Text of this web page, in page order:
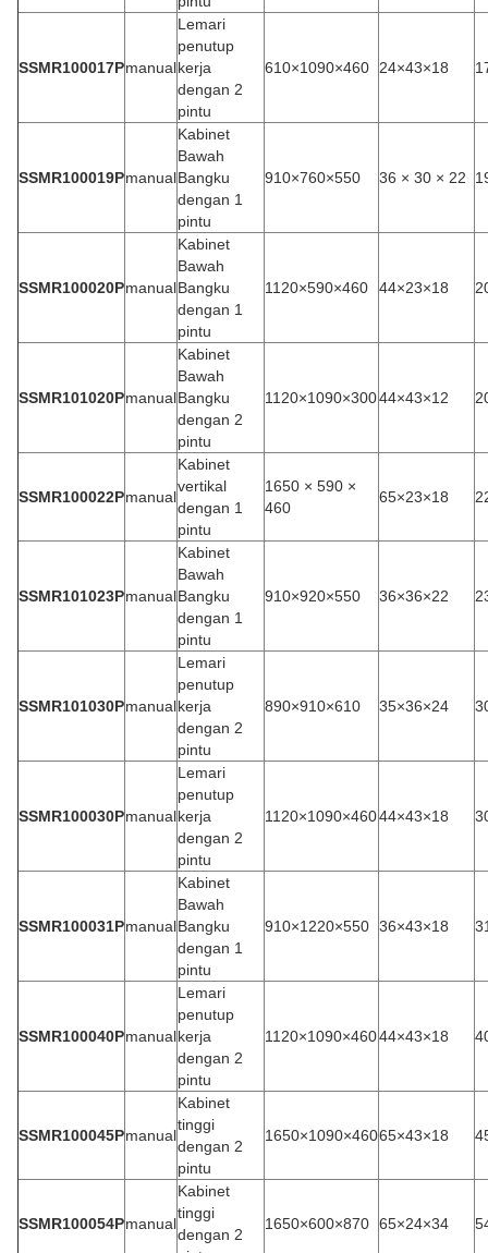
SSMR100017Pmanual
Lemari
penutup
kerja
dengan 2
pintu
610×1090×460 24×43×18
SSMR100019Pmanual
Kabinet
Bawah
Bangku
dengan 1
pintu
910×760×550 36 × 30 × 22
SSMR100020Pmanual
Kabinet
Bawah
Bangku
dengan 1
pintu
1120×590×460 44×23×18
SSMR101020Pmanual
Kabinet
Bawah
Bangku
dengan 2
pintu
1120×1090×30044×43×12
SSMR100022Pmanual
Kabinet
vertikal
dengan 1
pintu
1650 × 590 ×
460
65×23×18
SSMR101023Pmanual
Kabinet
Bawah
Bangku
dengan 1
pintu
910×920×550 36×36×22
SSMR101030Pmanual
Lemari
penutup
kerja
dengan 2
pintu
890×910×610 35×36×24
SSMR100030Pmanual
Lemari
penutup
kerja
dengan 2
pintu
1120×1090×46044×43×18
SSMR100031Pmanual
Kabinet
Bawah
Bangku
dengan 1
pintu
910×1220×550 36×43×18
SSMR100040Pmanual
Lemari
penutup
kerja
dengan 2
pintu
1120×1090×46044×43×18
SSMR100045Pmanual
Kabinet
tinggi
dengan 2
pintu
1650×1090×46065×43×18
SSMR100054Pmanual
Kabinet
tinggi
dengan 2
1650×600×870 65×24×34